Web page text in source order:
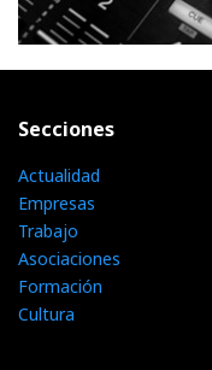
Secciones
Actualidad
Empresas
Trabajo
Asociaciones
Formación
Cultura